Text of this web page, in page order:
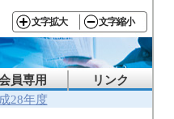
文字拡大 文字縮小
員専用
リンク
28年度